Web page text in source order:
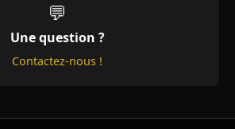
💬
Une question ?
Contactez-nous !